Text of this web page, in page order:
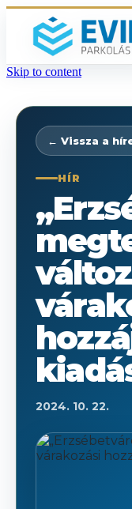
Skip to content
← Vissza a
HÍR
2024. 10. 22.